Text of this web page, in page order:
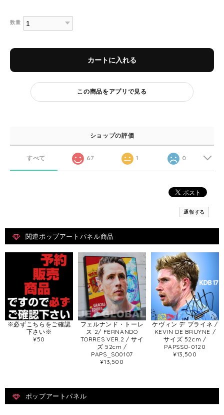
数量
カートに入れる
この商品をアプリで見る
ショップの評価
すべて 67 1 0
通報する
関連ポップアートパネル商品
※必ずこちらをご確認
下さい※
¥50
フェルナンド・トーレ
ス 2/ FERNANDO
TORRES VER.2 / サイ
ズ 52cm /
PAPS_SO0107
¥13,500
ケヴィン デ ブライネ /
KEVIN DE BRUYNE /
サイズ 52cm /
PAPSSO-0120
¥13,500
ポップアートパネル